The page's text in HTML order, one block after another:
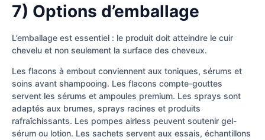
7) Options d’emballage
L’emballage est essentiel : le produit doit atteindre le cuir
chevelu et non seulement la surface des cheveux.
Les flacons à embout conviennent aux toniques, sérums et
soins avant shampooing. Les flacons compte-gouttes
servent les sérums et ampoules premium. Les sprays sont
adaptés aux brumes, sprays racines et produits
rafraîchissants. Les pompes airless peuvent soutenir gel-
sérum ou lotion. Les sachets servent aux essais, échantillons